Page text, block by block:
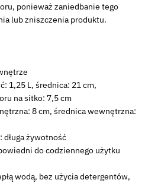
ponieważ zaniedbanie tego
lub zniszczenia produktu.
1,25 L, średnica: 21 cm,
na sitko: 7,5 cm
8 cm, średnica wewnętrzna:
żywotność
do codziennego użytku
wodą, bez użycia detergentów,